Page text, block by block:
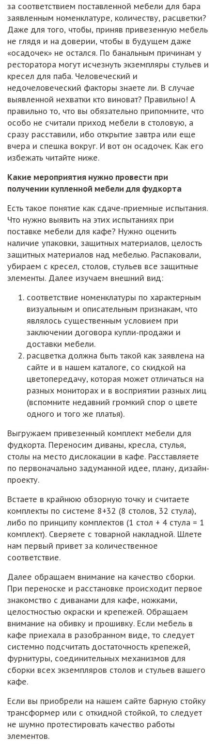
за соответствием поставленной мебели для бара
заявленным номенклатуре, количеству, расцветки?
Даже для того, чтобы, приняв привезенную мебель
не глядя и на доверии, чтобы в будущем даже
«осадочек» не остался. По банальным причинам у
ресторатора могут исчезнуть экземпляры стульев и
кресел для паба. Человеческий и
недочеловеческий факторы знаете ли. В случае
выявленной нехватки кто виноват? Правильно! А
правильно то, что вы обязательно припомните, что
особо не считали приход мебели в столовую, а
сразу расставили, ибо открытие завтра или еще
вчера и спешка вокруг. И вот он осадочек. Как его
избежать читайте ниже.
Какие мероприятия нужно провести при
получении купленной мебели для фудкорта
Есть такое понятие как сдаче-приемные испытания.
Что нужно выявить на этих испытаниях при
поставке мебели для кафе? Нужно оценить
наличие упаковки, защитных материалов, целость
защитных материалов над мебелью. Распаковали,
убираем с кресел, столов, стульев все защитные
элементы. Далее изучаем внешний вид:
соответствие номенклатуры по характерным
визуальным и описательным признакам, что
являлось существенным условием при
заключении договора купли-продажи и
доставки мебели.
расцветка должна быть такой как заявлена на
сайте и в нашем каталоге, со скидкой на
цветопередачу, которая может отличаться на
разных мониторах и в восприятии разных лиц
(вспомните недавний громкий спор о цвете
одного и того же платья).
Выгружаем привезенный комплект мебели для
фудкорта. Переносим диваны, кресла, стулья,
столы на место дислокации в кафе. Расставляете
по первоначально задуманной идее, плану, дизайн-
проекту.
Встаете в крайнюю обзорную точку и считаете
комплекты по системе 8+32 (8 столов, 32 стула),
либо по принципу комплектов (1 стол + 4 стула = 1
комплект). Сверяете с товарной накладной. Шлете
нам первый привет за количественное
соответствие.
Далее обращаем внимание на качество сборки.
При переноске и расстановке происходит первое
знакомство с диванами для кафе, ножками,
целостностью окраски и крепежей. Обращаем
внимание на обивку и прошивку. Если мебель в
кафе приехала в разобранном виде, то следует
системно подсчитать достаточность крепежей,
фурнитуры, соединительных механизмов для
сборки всех экземпляров столов и стульев вашего
кафе.
Если вы приобрели на нашем сайте барную стойку
трансформер или с откидной стойкой, то следует
не шумно протестировать качество работы
элементов.